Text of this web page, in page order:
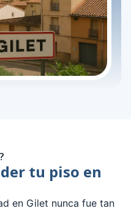
?
tu piso en
en Gilet nunca fue tan